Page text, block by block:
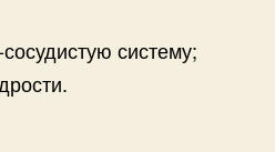
систему;